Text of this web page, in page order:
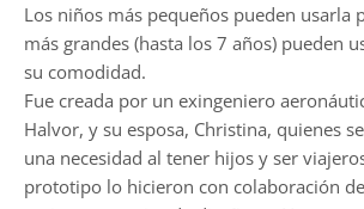
Los niños más pequeños pueden usarla
más grandes (hasta los 7 años) pueden
su comodidad.
Fue creada por un exingeniero
Halvor, y su esposa, Christina, quienes
una necesidad al tener hijos y ser
prototipo lo hicieron con colaboración